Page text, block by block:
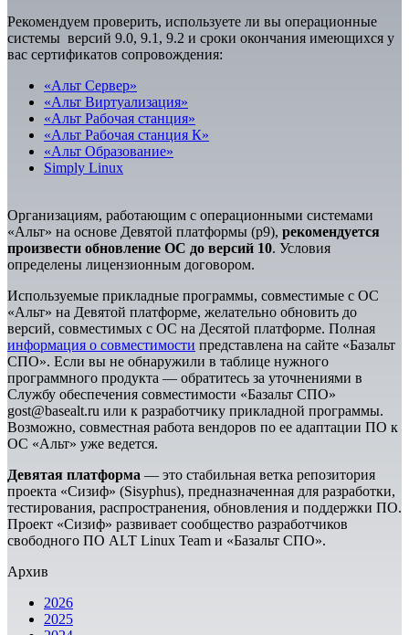
Рекомендуем проверить, используете ли вы операционные
системы версий 9.0, 9.1, 9.2 и сроки окончания имеющихся у
вас сертификатов сопровождения:
«Альт Сервер»
«Альт Виртуализация»
«Альт Рабочая станция»
«Альт Рабочая станция К»
«Альт Образование»
Simply Linux
Организациям, работающим с операционными системами
«Альт» на основе Девятой платформы (р9), рекомендуется
произвести обновление ОС до версий 10. Условия
определены лицензионным договором.
Используемые прикладные программы, совместимые с ОС
«Альт» на Девятой платформе, желательно обновить до
версий, совместимых с ОС на Десятой платформе. Полная
информация о совместимости представлена на сайте «Базальт
СПО». Если вы не обнаружили в таблице нужного
программного продукта — обратитесь за уточнениями в
Службу обеспечения совместимости «Базальт СПО»
gost@basealt.ru или к разработчику прикладной программы.
Возможно, совместная работа вендоров по ее адаптации ПО к
ОС «Альт» уже ведется.
Девятая платформа — это стабильная ветка репозитория
проекта «Сизиф» (Sisyphus), предназначенная для разработки,
тестирования, распространения, обновления и поддержки ПО.
Проект «Сизиф» развивает сообщество разработчиков
свободного ПО ALT Linux Team и «Базальт СПО».
Архив
2026
2025